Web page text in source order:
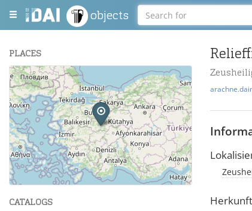
objects
PLACES
+
−
Leaflet | Maps and Data ©OpenStreetMap.
CATALOGS Herkunft